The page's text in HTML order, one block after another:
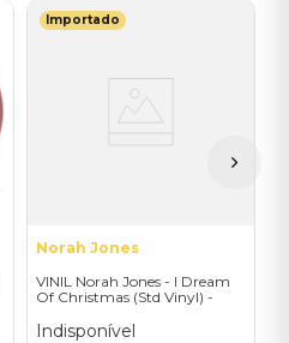
Importado
Norah Jones
VINIL Norah Jones - I Dream
Of Christmas (Std Vinyl) -
Indisponível